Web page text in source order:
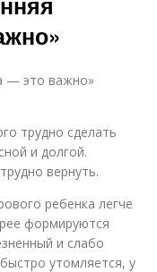
— это важно»
трудно сделать
и долгой.
вернуть.
ребенка легче
формируются
и слабо
утомляется, у